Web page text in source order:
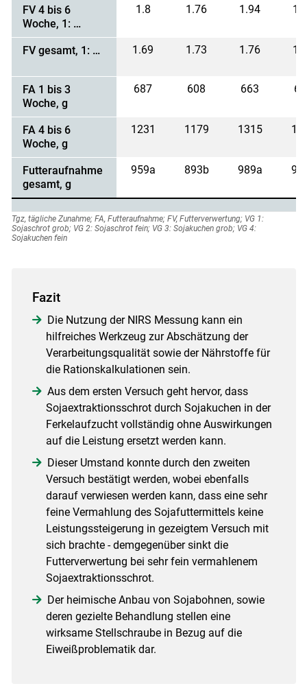
FV 4 bis 6
Woche, 1: …
1.8 1.76 1.94
FV gesamt, 1: … 1.69 1.73 1.76
FA 1 bis 3
Woche, g
687 608 663
FA 4 bis 6
Woche, g
1231 1179 1315
Futteraufnahme
gesamt, g
959a 893b 989a
Tgz, tägliche Zunahme; FA, Futteraufnahme; FV, Futterverwertung; VG 1:
Sojaschrot grob; VG 2: Sojaschrot fein; VG 3: Sojakuchen grob; VG 4:
Sojakuchen fein
Fazit
Die Nutzung der NIRS Messung kann ein
hilfreiches Werkzeug zur Abschätzung der
Verarbeitungsqualität sowie der Nährstoffe für
die Rationskalkulationen sein.
Aus dem ersten Versuch geht hervor, dass
Sojaextraktionsschrot durch Sojakuchen in der
Ferkelaufzucht vollständig ohne Auswirkungen
auf die Leistung ersetzt werden kann.
Dieser Umstand konnte durch den zweiten
Versuch bestätigt werden, wobei ebenfalls
darauf verwiesen werden kann, dass eine sehr
feine Vermahlung des Sojafuttermittels keine
Leistungssteigerung in gezeigtem Versuch mit
sich brachte - demgegenüber sinkt die
Futterverwertung bei sehr fein vermahlenem
Sojaextraktionsschrot.
Der heimische Anbau von Sojabohnen, sowie
deren gezielte Behandlung stellen eine
wirksame Stellschraube in Bezug auf die
Eiweißproblematik dar.